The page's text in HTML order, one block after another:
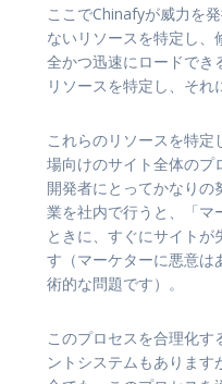
ここでChinafyが威力を
ないリソースを特定し
全かつ迅速にロードでき
リソースを特定し、それ
これらのリソースを特
場向けのサイト全体のプ
開発者にとってかなり
業を社内で行うと、「マ
ときに、すぐにサイトが
す（マーケターに悪意は
術的な問題です）。
このプロセスを合理化す
ントシステムもありま